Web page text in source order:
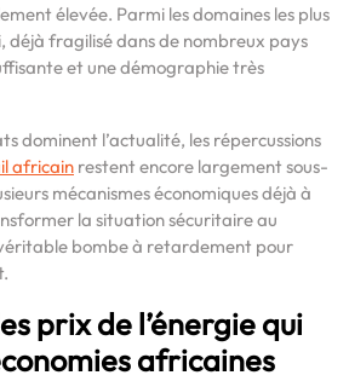
élevée. Parmi les domaines les plus
déjà fragilisé dans de nombreux pays
et une démographie très
dominent l’actualité, les répercussions
africain restent encore largement sous-
mécanismes économiques déjà à
la situation sécuritaire au
bombe à retardement pour
prix de l’énergie qui
africaines